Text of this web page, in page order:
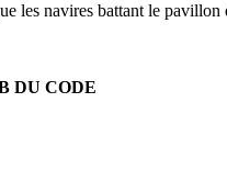
les navires battant le
DU CODE